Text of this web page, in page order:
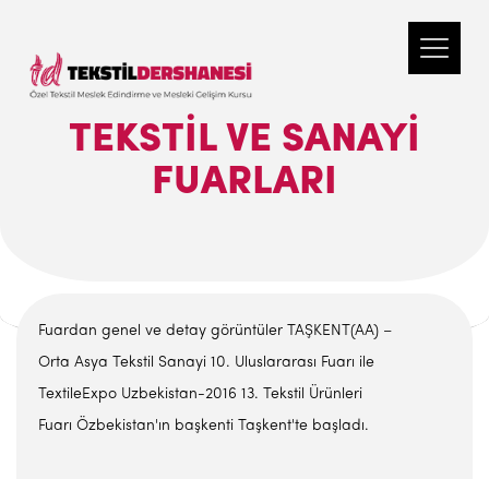
TEKSTIL VE SANAYI
FUARLARI
Fuardan genel ve detay görüntüler TAŞKENT(AA) –
Orta Asya Tekstil Sanayi 10. Uluslararası Fuarı ile
TextileExpo Uzbekistan-2016 13. Tekstil Ürünleri
Fuarı Özbekistan'ın başkenti Taşkent'te başladı.